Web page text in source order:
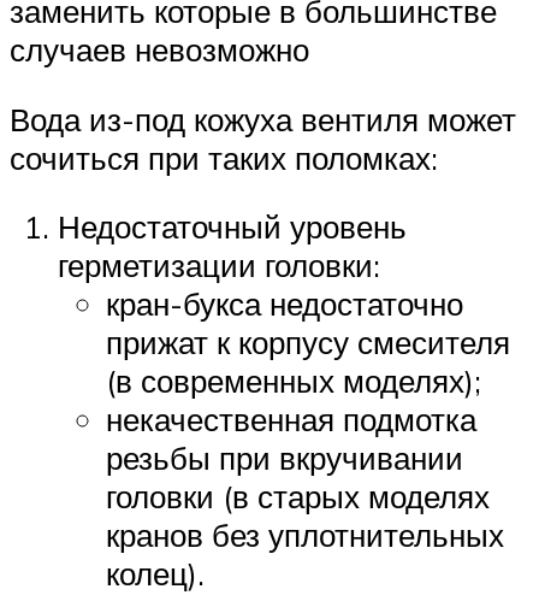
заменить которые в большинстве
случаев невозможно
Вода из-под кожуха вентиля может
сочиться при таких поломках:
Недостаточный уровень
герметизации головки:
кран-букса недостаточно
прижат к корпусу смесителя
(в современных моделях);
некачественная подмотка
резьбы при вкручивании
головки (в старых моделях
кранов без уплотнительных
колец).